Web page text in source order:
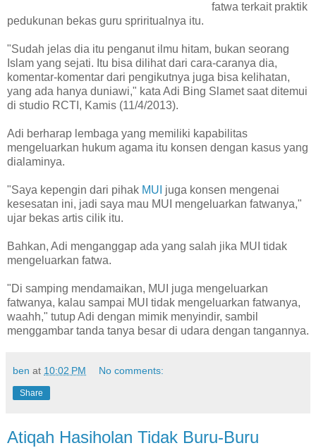
fatwa terkait praktik
pedukunan bekas guru spriritualnya itu.
"Sudah jelas dia itu penganut ilmu hitam, bukan seorang
Islam yang sejati. Itu bisa dilihat dari cara-caranya dia,
komentar-komentar dari pengikutnya juga bisa kelihatan,
yang ada hanya duniawi," kata Adi Bing Slamet saat ditemui
di studio RCTI, Kamis (11/4/2013).
Adi berharap lembaga yang memiliki kapabilitas
mengeluarkan hukum agama itu konsen dengan kasus yang
dialaminya.
"Saya kepengin dari pihak MUI juga konsen mengenai
kesesatan ini, jadi saya mau MUI mengeluarkan fatwanya,"
ujar bekas artis cilik itu.
Bahkan, Adi menganggap ada yang salah jika MUI tidak
mengeluarkan fatwa.
"Di samping mendamaikan, MUI juga mengeluarkan
fatwanya, kalau sampai MUI tidak mengeluarkan fatwanya,
waahh," tutup Adi dengan mimik menyindir, sambil
menggambar tanda tanya besar di udara dengan tangannya.
ben at 10:02 PM No comments:
Share
Atiqah Hasiholan Tidak Buru-Buru